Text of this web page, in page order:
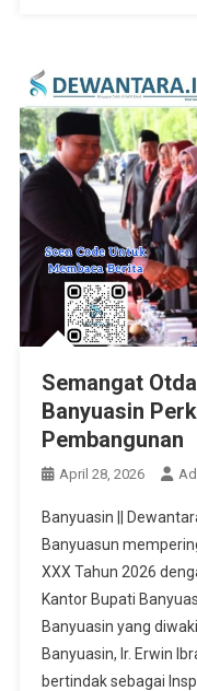
‎Semangat
Banyuasin
Pembangunan
April 28, 2026
Banyuasin ||
Banyuasun
XXX Tahun 2026
Kantor Bupati
Banyuasin yang
Banyuasin, Ir. Erwin
bertindak sebagai